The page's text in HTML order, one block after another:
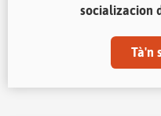
socializacion
Tà'n